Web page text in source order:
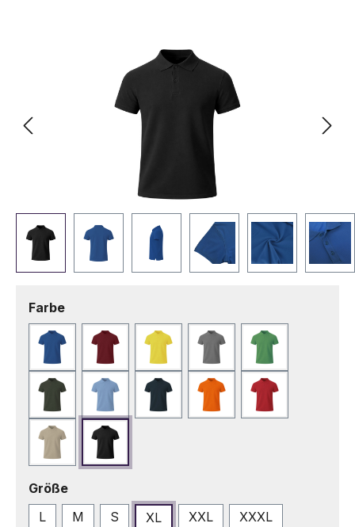
Farbeauswählen
Blau Bordeaux Gelb Grau Grün
Grün BottleHellblau MarineblauOrange Rot
Sand Schwarz
Größeauswählen
L
M S XL XXL XXXL